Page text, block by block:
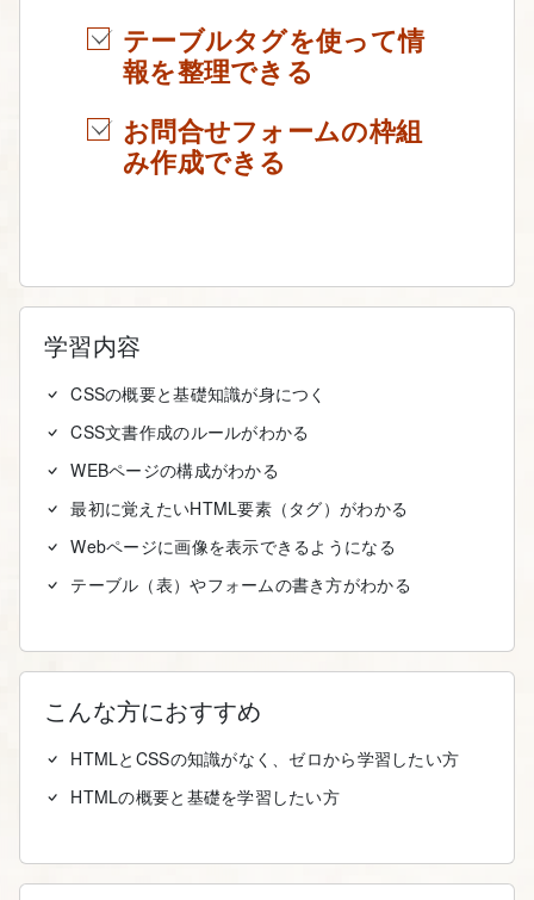
テーブルタグを使って情
報を整理できる
お問合せフォームの枠組
み作成できる
学習内容
CSSの概要と基礎知識が身につく
CSS文書作成のルールがわかる
WEBページの構成がわかる
最初に覚えたいHTML要素（タグ）がわかる
Webページに画像を表示できるようになる
テーブル（表）やフォームの書き方がわかる
こんな方におすすめ
HTMLとCSSの知識がなく、ゼロから学習したい方
HTMLの概要と基礎を学習したい方